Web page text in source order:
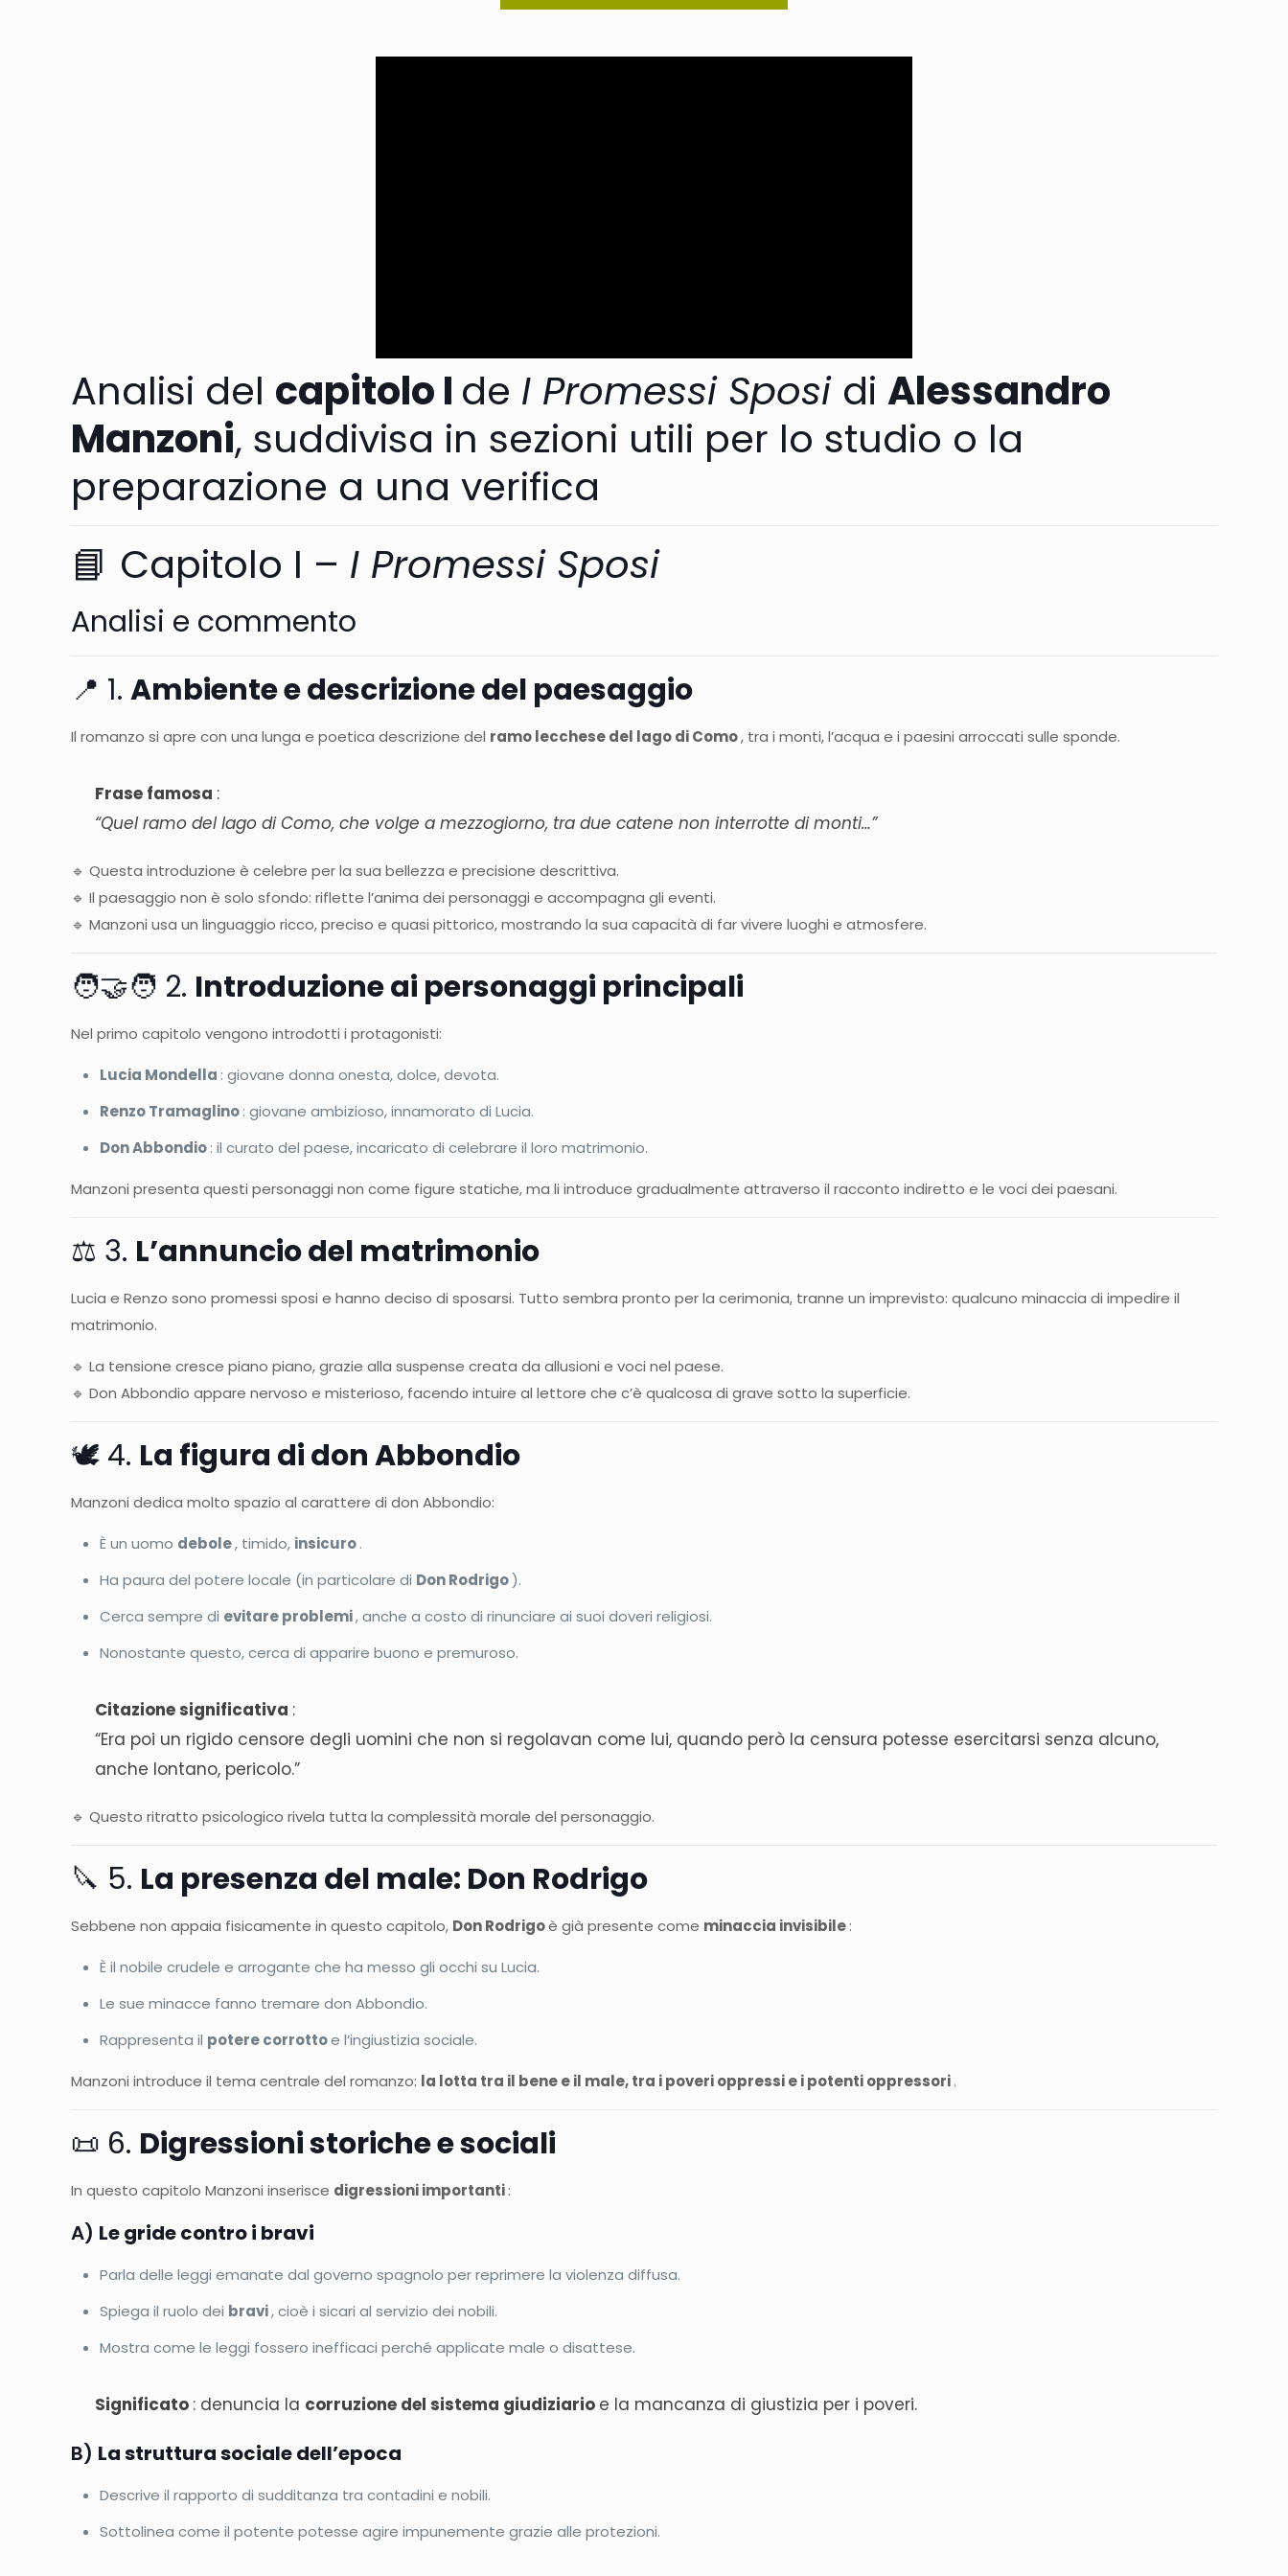
Analisi del capitolo I de I Promessi Sposi diAlessandro
Manzoni, suddivisa in sezioni utili per lo studio o la
preparazione a una verifica
📘 Capitolo I – I Promessi Sposi
Analisi e commento
📍 1.Ambiente e descrizione del paesaggio
Il romanzo si apre con una lunga e poetica descrizione del ramo lecchese del lago di Como, tra i monti, l’acqua e i paesini arroccati sulle sponde.
Frase famosa :
“Quel ramo del lago di Como, che volge a mezzogiorno, tra due catene non interrotte di monti…”
🔹 Questa introduzione è celebre per la sua bellezza e precisione descrittiva.
🔹 Il paesaggio non è solo sfondo: riflette l’anima dei personaggi e accompagna gli eventi.
🔹 Manzoni usa un linguaggio ricco, preciso e quasi pittorico, mostrando la sua capacità di far vivere luoghi e atmosfere.
🧑‍🤝‍🧑 2. Introduzione ai personaggi principali
Nel primo capitolo vengono introdotti i protagonisti:
Lucia Mondella : giovane donna onesta, dolce, devota.
Renzo Tramaglino: giovane ambizioso, innamorato di Lucia.
Don Abbondio: il curato del paese, incaricato di celebrare il loro matrimonio.
Manzoni presenta questi personaggi non come figure statiche, ma li introduce gradualmente attraverso il racconto indiretto e le voci dei paesani.
⚖️ 3. L’annuncio del matrimonio
Lucia e Renzo sono promessi sposi e hanno deciso di sposarsi. Tutto sembra pronto per la cerimonia, tranne un imprevisto: qualcuno minaccia di impedire il
matrimonio.
🔹 La tensione cresce piano piano, grazie alla suspense creata da allusioni e voci nel paese.
🔹 Don Abbondio appare nervoso e misterioso, facendo intuire al lettore che c’è qualcosa di grave sotto la superficie.
🕊️ 4. La figura di don Abbondio
Manzoni dedica molto spazio al carattere di don Abbondio:
È un uomo debole, timido, insicuro.
Ha paura del potere locale (in particolare di Don Rodrigo).
Cerca sempre di evitare problemi, anche a costo di rinunciare ai suoi doveri religiosi.
Nonostante questo, cerca di apparire buono e premuroso.
Citazione significativa :
“Era poi un rigido censore degli uomini che non si regolavan come lui, quando però la censura potesse esercitarsi senza alcuno,
anche lontano, pericolo.”
🔹 Questo ritratto psicologico rivela tutta la complessità morale del personaggio.
🔪 5. La presenza del male: Don Rodrigo
Sebbene non appaia fisicamente in questo capitolo, Don Rodrigoè già presente come minaccia invisibile:
È il nobile crudele e arrogante che ha messo gli occhi su Lucia.
Le sue minacce fanno tremare don Abbondio.
Rappresenta il potere corrottoe l’ingiustizia sociale.
Manzoni introduce il tema centrale del romanzo: la lotta tra il bene e il male, tra i poveri oppressi e i potenti oppressori.
📜 6. Digressioni storiche e sociali
In questo capitolo Manzoni inserisce digressioni importanti:
A) Le gride contro i bravi
Parla delle leggi emanate dal governo spagnolo per reprimere la violenza diffusa.
Spiega il ruolo dei bravi, cioè i sicari al servizio dei nobili.
Mostra come le leggi fossero inefficaci perché applicate male o disattese.
Significato : denuncia la corruzione del sistema giudiziario e la mancanza di giustizia per i poveri.
B) La struttura sociale dell’epoca
Descrive il rapporto di sudditanza tra contadini e nobili.
Sottolinea come il potente potesse agire impunemente grazie alle protezioni.